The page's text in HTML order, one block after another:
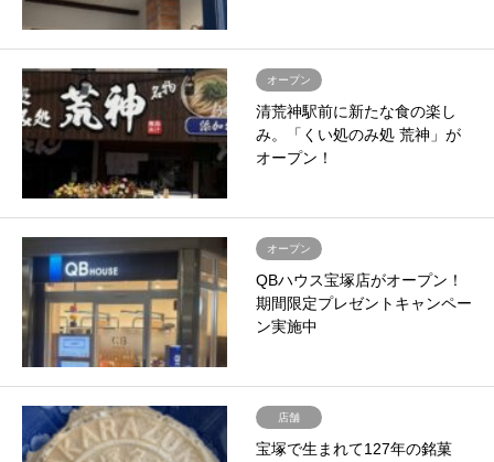
オープン
清荒神駅前に新たな食の楽し
み。「くい処のみ処 荒神」が
オープン！
オープン
QBハウス宝塚店がオープン！
期間限定プレゼントキャンペー
ン実施中
店舗
宝塚で生まれて127年の銘菓